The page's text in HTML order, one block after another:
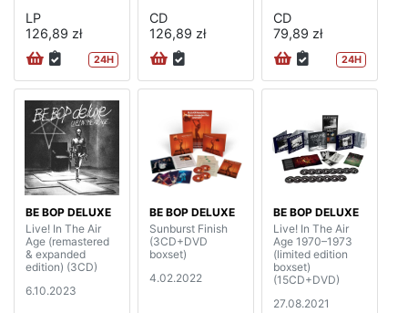
LP
126,89 zł
24H
CD
126,89 zł
CD
79,89 zł
24H
BE BOP DELUXE
Live! In The Air
Age (remastered
& expanded
edition) (3CD)
6.10.2023
BE BOP DELUXE
Sunburst Finish
(3CD+DVD
boxset)
4.02.2022
BE BOP DELUXE
Live! In The Air
Age 1970–1973
(limited edition
boxset)
(15CD+DVD)
27.08.2021